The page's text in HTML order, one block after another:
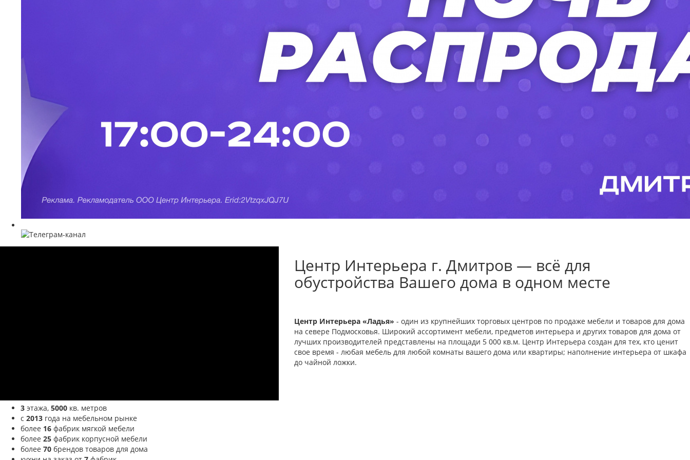
Центр Интерьера г. Дмитров — всё для
обустройства Вашего дома в одном месте
Центр Интерьера «Ладья» - один из крупнейших торговых центров по продаже мебели и товаров для дома
на севере Подмосковья. Широкий ассортимент мебели, предметов интерьера и других товаров для дома от
лучших производителей представлены на площади 5 000 кв.м. Центр Интерьера создан для тех, кто ценит
свое время - любая мебель для любой комнаты вашего дома или квартиры; наполнение интерьера от шкафа
до чайной ложки.
3 этажа, 5000 кв. метров
с 2013 года на мебельном рынке
более 16 фабрик мягкой мебели
более 25 фабрик корпусной мебели
более 70 брендов товаров для дома